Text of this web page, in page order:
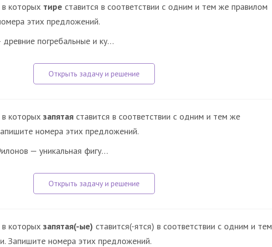
которых тире ставится в соответствии с одним и тем же правилом
этих предложений.
погребальные и ку…
которых запятая ставится в соответствии с одним и тем же
номера этих предложений.
— уникальная фигу…
которых запятая(-ые) ставится(-ятся) в соответствии с одним и тем
Запишите номера этих предложений.